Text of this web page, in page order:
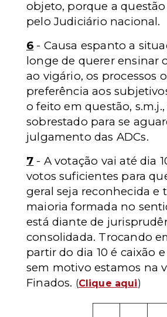
objeto, porque a
pelo Judiciário nacional.
6 - Causa espanto a
longe de querer ensinar
ao vigário, os processos
preferência aos
o feito em questão,
sobrestado para se
julgamento das ADCs.
7 - A votação vai até dia
votos suficientes para
geral seja reconhecida e
maioria formada no
está diante de
consolidada. Trocando
partir do dia 10 é caixão
sem motivo estamos na
Finados. (Clique aqui)